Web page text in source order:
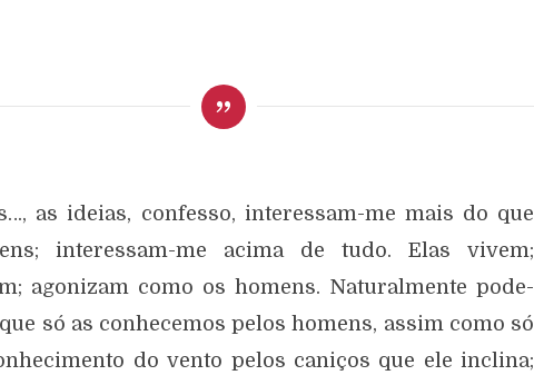
as ideias, confesso, interessam-me mais do que
interessam-me acima de tudo. Elas vivem;
agonizam como os homens. Naturalmente pode-
só as conhecemos pelos homens, assim como só
do vento pelos caniços que ele inclina;